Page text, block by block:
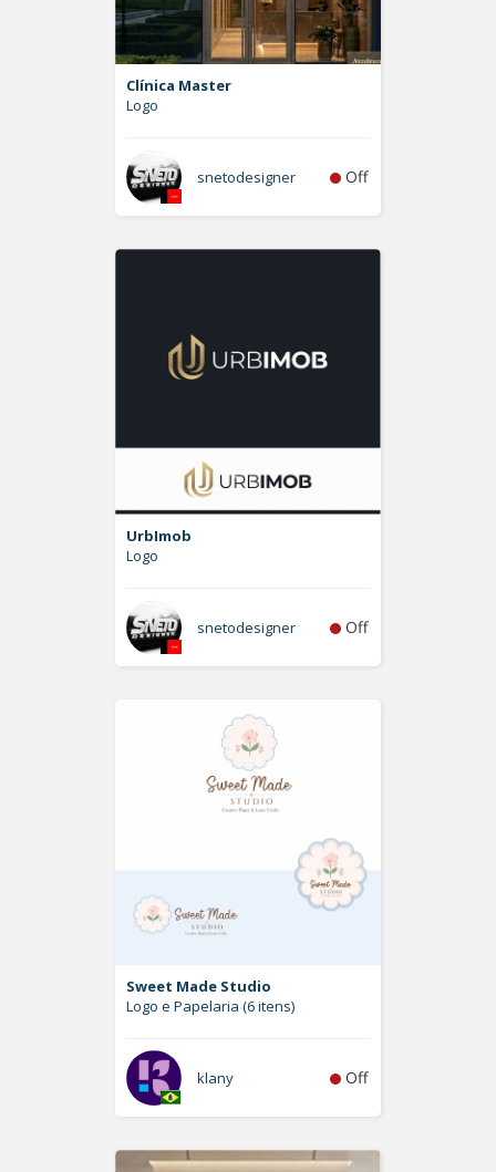
Clínica Master
Logo
snetodesigner Off
UrbImob
Logo
snetodesigner Off
Sweet Made Studio
Logo e Papelaria (6 itens)
klany Off